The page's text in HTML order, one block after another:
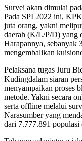
Survei akan dimulai
Pada SPI 2022 ini,
juta orang, yakni
daerah (K/L/P/D) yang
Harapannya, sebanyak
mengembalikan
Pelaksana tugas Juru
Kudingdalam siaran
menyampaikan proses
metode. Yakni secara
serta offline melalui
Narasumber yang
dari 7.777.891